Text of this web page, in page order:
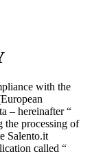
with the
– hereinafter “
the processing of
Salento.it
called “